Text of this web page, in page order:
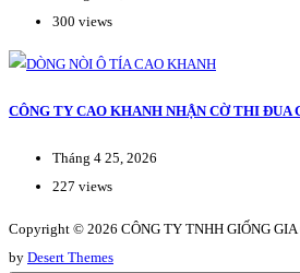
300 views
CÔNG TY CAO KHANH NHẬN CỜ THI ĐUA
Tháng 4 25, 2026
227 views
Copyright © 2026 CÔNG TY TNHH GIỐNG
by Desert Themes